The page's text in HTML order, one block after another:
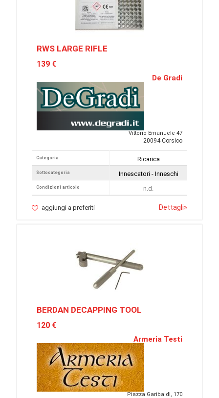
RWS LARGE RIFLE
139 €
De Gradi
Vittorio Emanuele 47
20094 Corsico
Categoria
Sottocategoria
Condizioni articolo
Ricarica
Innescatori - Inneschi
n.d.
aggiungi a preferiti Dettagli»
BERDAN DECAPPING TOOL
120 €
Armeria Testi
Piazza Garibaldi, 170